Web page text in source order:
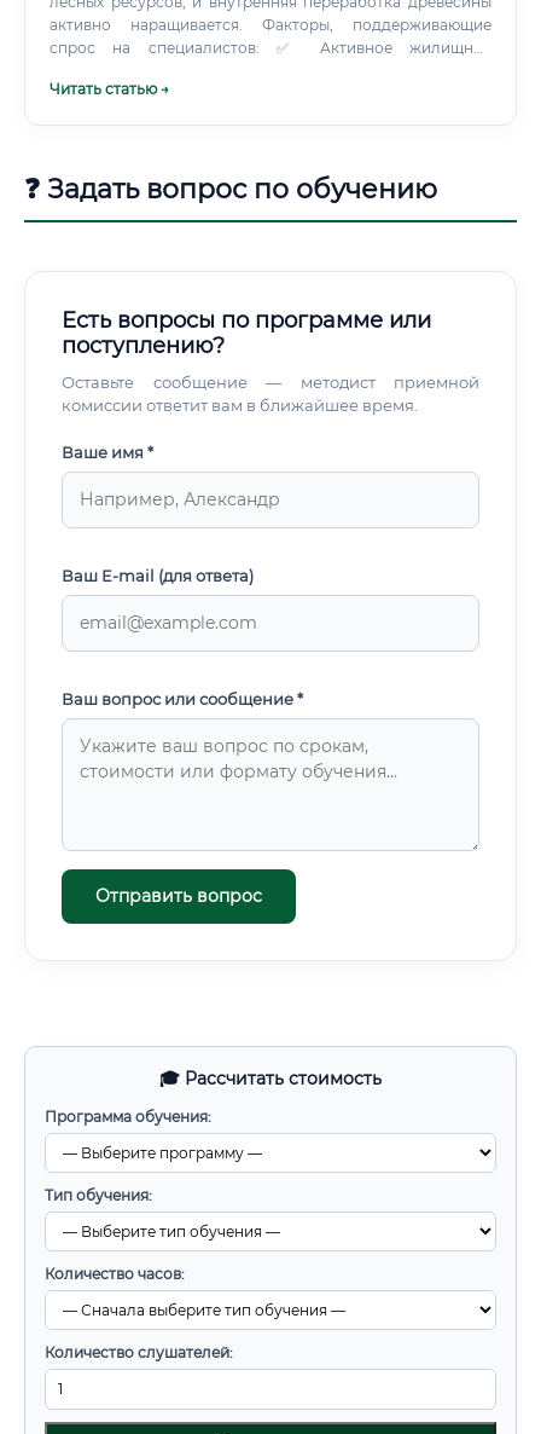
🎓 Рассчитать стоимость
Программа обучения:
Тип обучения:
Количество часов:
Количество слушателей:
активно наращивается. Факторы, поддерживающие
спрос на специалистов: ✅ Активное жилищное
на строительные деревянные конструкции и мебель ✅
рабочих специальностях — предприятия конкурируют за
квалифицированных станочников ⚠️ По данным
стабильно растёт последние 3–4 года. Конкуренция
работодателями — высокая.
Читать статью →
❓ Задать вопрос по обучению
Есть вопросы по программе или
поступлению?
Оставьте сообщение — методист приемной
комиссии ответит вам в ближайшее время.
Ваше имя *
Ваш E-mail (для ответа)
Ваш вопрос или сообщение *
Отправить вопрос